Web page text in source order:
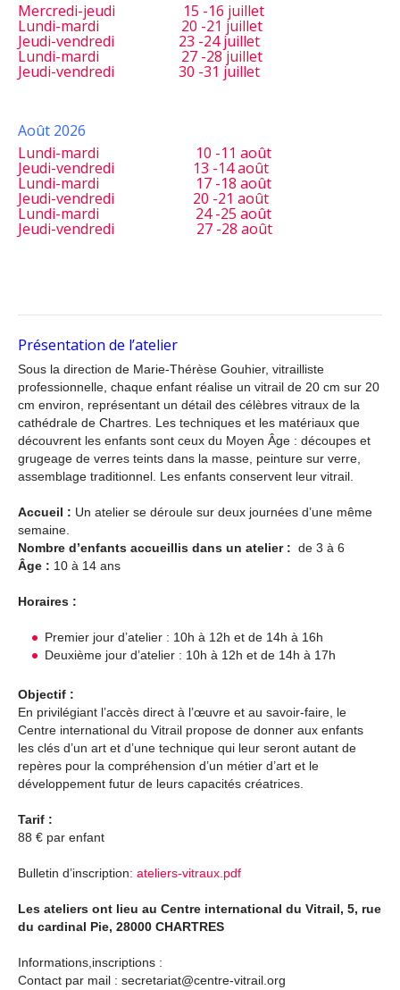
Mercredi-jeudi 15 -16 juillet
Lundi-mardi 20 -21 juillet
Jeudi-vendredi 23 -24 juillet
Lundi-mardi 27 -28 juillet
Jeudi-vendredi 30 -31 juillet
Août 2026
Lundi-mardi 10 -11 août
Jeudi-vendredi 13 -14 août
Lundi-mardi 17 -18 août
Jeudi-vendredi 20 -21 août
Lundi-mardi 24 -25 août
Jeudi-vendredi 27 -28 août
Présentation de l’atelier
Sous la direction de Marie-Thérèse Gouhier, vitrailliste
professionnelle, chaque enfant réalise un vitrail de 20 cm sur 20
cm environ, représentant un détail des célèbres vitraux de la
cathédrale de Chartres. Les techniques et les matériaux que
découvrent les enfants sont ceux du Moyen Âge : découpes et
grugeage de verres teints dans la masse, peinture sur verre,
assemblage traditionnel. Les enfants conservent leur vitrail.
Accueil : Un atelier se déroule sur deux journées d’une même
semaine.
Nombre d’enfants accueillis dans un atelier : de 3 à 6
Âge : 10 à 14 ans
Horaires :
Premier jour d’atelier : 10h à 12h et de 14h à 16h
Deuxième jour d’atelier : 10h à 12h et de 14h à 17h
Objectif :
En privilégiant l’accès direct à l’œuvre et au savoir-faire, le
Centre international du Vitrail propose de donner aux enfants
les clés d’un art et d’une technique qui leur seront autant de
repères pour la compréhension d’un métier d’art et le
développement futur de leurs capacités créatrices.
Tarif :
88 € par enfant
Bulletin d’inscription: ateliers-vitraux.pdf
Les ateliers ont lieu au Centre international du Vitrail, 5, rue
du cardinal Pie, 28000 CHARTRES
Informations,inscriptions :
Contact par mail : secretariat@centre-vitrail.org